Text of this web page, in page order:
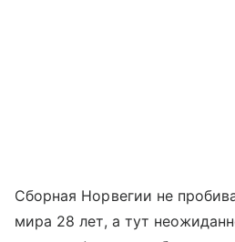
Сборная Норвегии не
мира 28 лет, а тут